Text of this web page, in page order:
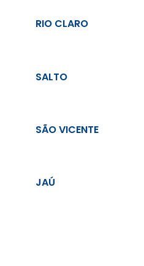
RIO CLARO
SALTO
SÃO VICENTE
JAÚ